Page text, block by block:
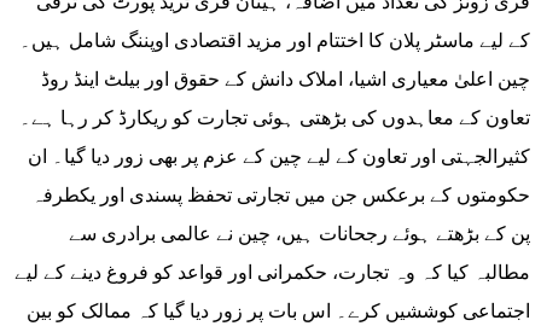
کے لیے ماسٹر پلان کا اختتام اور مزید اقتصادی اوپننگ شامل ہیں۔
چین اعلیٰ معیاری اشیا، املاک دانش کے حقوق اور بیلٹ اینڈ روڈ
تعاون کے معاہدوں کی بڑھتی ہوئی تجارت کو ریکارڈ کر رہا ہے۔
کثیرالجہتی اور تعاون کے لیے چین کے عزم پر بھی زور دیا گیا۔ ان
حکومتوں کے برعکس جن میں تجارتی تحفظ پسندی اور یکطرفہ
پن کے بڑھتے ہوئے رجحانات ہیں، چین نے عالمی برادری سے
مطالبہ کیا کہ وہ تجارت، حکمرانی اور قواعد کو فروغ دینے کے لیے
اجتماعی کوششیں کرے۔ اس بات پر زور دیا گیا کہ ممالک کو بین